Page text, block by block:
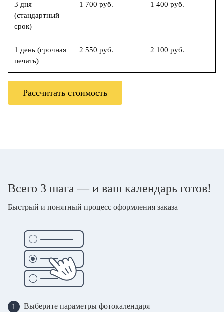
3 дня
(стандартный
срок)
1 700 руб. 1 400 руб.
1 день (срочная
печать)
2 550 руб. 2 100 руб.
Рассчитать стоимость
Всего 3 шага — и ваш календарь готов!
Быстрый и понятный процесс оформления заказа
1 Выберите параметры фотокалендаря